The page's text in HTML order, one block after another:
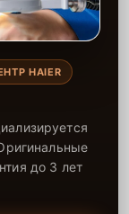
HAIER
до 3 лет